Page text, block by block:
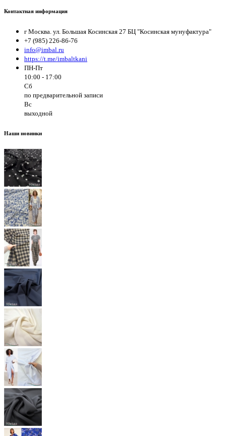
Контактная информация
г Москва. ул. Большая Косинская 27 БЦ "Косинская мунуфактура"
+7 (985) 226-86-76
info@imbal.ru
https://t.me/imbaltkani
ПН-Пт
10:00 - 17:00
Сб
по предварительной записи
Вс
выходной
Наши новинки